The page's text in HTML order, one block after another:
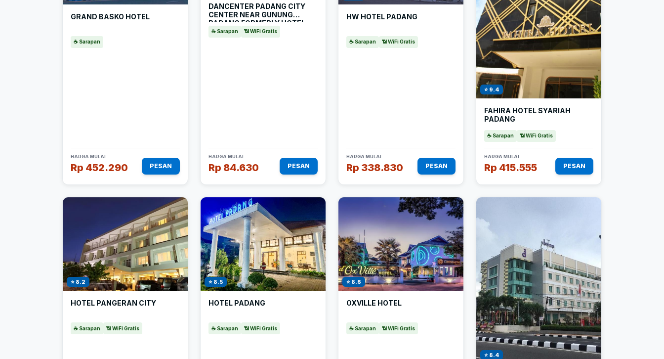
GRAND BASKO HOTEL
☕ Sarapan
HARGA MULAI
Rp 452.290 PESAN
DANCENTER PADANG CITY
CENTER NEAR GUNUNG
PADANG FORMERLY HOTEL
FITRIAENDIKA
☕ Sarapan 📶 WiFi Gratis
HARGA MULAI
Rp 84.630 PESAN
HW HOTEL PADANG
☕ Sarapan 📶 WiFi Gratis
HARGA MULAI
Rp 338.830 PESAN
⭐ 9.4
FAHIRA HOTEL SYARIAH
PADANG
☕ Sarapan 📶 WiFi Gratis
HARGA MULAI
Rp 415.555 PESAN
⭐ 8.2
HOTEL PANGERAN CITY
☕ Sarapan 📶 WiFi Gratis
⭐ 8.5
HOTEL PADANG
☕ Sarapan 📶 WiFi Gratis
⭐ 8.6
OXVILLE HOTEL
☕ Sarapan 📶 WiFi Gratis
⭐ 8.4